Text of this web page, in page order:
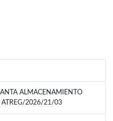
ALMACENAMIENTO
ATREG/2026/21/03